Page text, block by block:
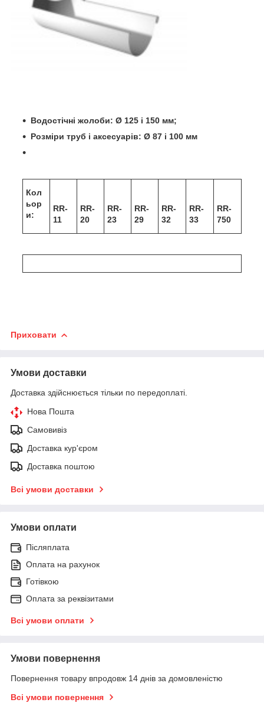
Водостічні жолоби: Ø 125 і 150 мм;
Розміри труб і аксесуарів: Ø 87 і 100 мм
Кол
ьор
и:
RR-
11
RR-
20
RR-
23
RR-
29
RR-
32
RR-
33
RR-
750
Приховати
Умови доставки
Доставка здійснюється тільки по передоплаті.
Нова Пошта
Самовивіз
Доставка кур'єром
Доставка поштою
Всі умови доставки
Умови оплати
Післяплата
Оплата на рахунок
Готівкою
Оплата за реквізитами
Всі умови оплати
Умови повернення
Повернення товару впродовж 14 днів за домовленістю
Всі умови повернення